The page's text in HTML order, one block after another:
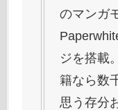
のマンガ
ジを搭載
籍なら数
思う存分